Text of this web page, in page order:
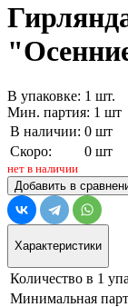
В упаковке: 1 шт.
Мин. партия: 1 шт
В наличии: 0 шт
Скоро:
0 шт
нет в наличии
Добавить в
Характеристики
Количество в 1
Минимальная